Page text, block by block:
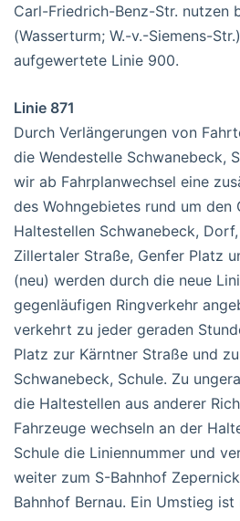
Carl-Friedrich-Benz-Str. nutzen
(Wasserturm; W.-v.-Siemens-
aufgewertete Linie 900.
Linie 871
Durch Verlängerungen von
die Wendestelle Schwanebeck,
wir ab Fahrplanwechsel eine
des Wohngebietes rund um den
Haltestellen Schwanebeck,
Zillertaler Straße, Genfer Platz
(neu) werden durch die neue
gegenläufigen Ringverkehr
verkehrt zu jeder geraden
Platz zur Kärntner Straße und
Schwanebeck, Schule. Zu
die Haltestellen aus anderer
Fahrzeuge wechseln an der
Schule die Liniennummer und
weiter zum S-Bahnhof
Bahnhof Bernau. Ein Umstieg